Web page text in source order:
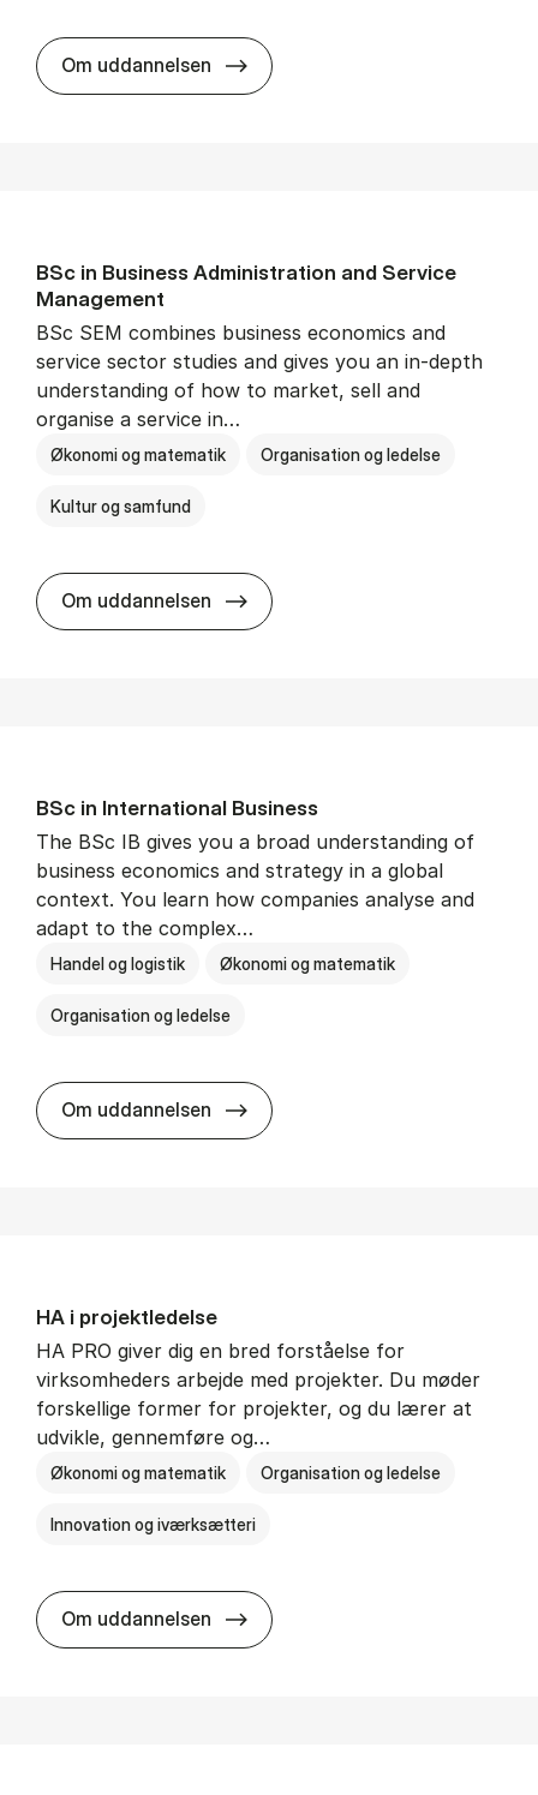
Om uddannelsen BSc in Busi­ness Ad­min­is­tra­tion
BSc in Busi­ness Ad­min­is­tra­tion and Ser­vice
Man­age­ment
BSc SEM combines business economics and
service sector studies and gives you an in-depth
understanding of how to market, sell and
organise a service in…
Økonomi og matematik Organisation og ledelse
Kultur og samfund
Om uddannelsen BSc in Busi­ness Ad­min­is­tra­tion
BSc in In­ter­na­tion­al Busi­ness
The BSc IB gives you a broad understanding of
business economics and strategy in a global
context. You learn how companies analyse and
adapt to the complex…
Handel og logistik Økonomi og matematik
Organisation og ledelse
Om uddannelsen BSc in In­ter­na­tion­al Busi­ness
HA i pro­jekt­le­del­se
HA PRO giver dig en bred forståelse for
virksomheders arbejde med projekter. Du møder
forskellige former for projekter, og du lærer at
udvikle, gennemføre og…
Økonomi og matematik Organisation og ledelse
Innovation og iværksætteri
Om uddannelsen HA i pro­jekt­le­del­se